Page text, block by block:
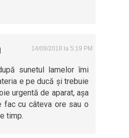
14/08/2018 la 5:19 PM
sunetul lamelor îmi
e pe ducă și trebuie
urgentă de aparat, așa
fac cu câteva ore sau o
timp.